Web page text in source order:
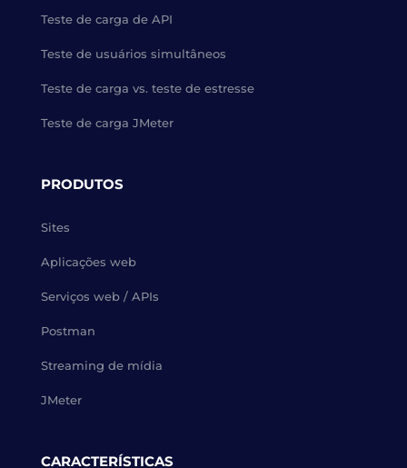
Teste de carga de API
Teste de usuários simultâneos
Teste de carga vs. teste de estresse
Teste de carga JMeter
PRODUTOS
Sites
Aplicações web
Serviços web / APIs
Postman
Streaming de mídia
JMeter
CARACTERÍSTICAS